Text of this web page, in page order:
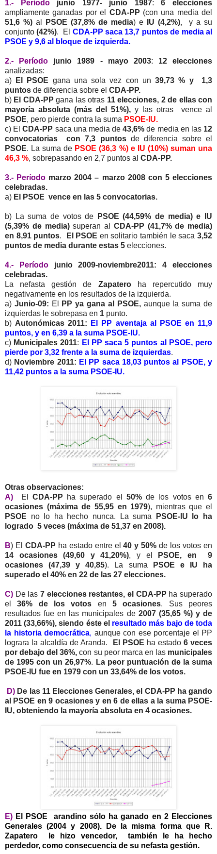
1.- Período junio 1977- junio 1987:6 elecciones
ampliamente ganadas por el
CDA-PP (con una media del
51,6 %) al PSOE (37,8% de media) e IU (4,2%), y a su
conjunto (42%). El CDA-PP saca 13,7 puntos de media al
PSOE y 9,6 al bloque de izquierda.
2.- Período junio 1989 - mayo 2003: 12 elecciones
analizadas:
a)
El PSOE gana una sola vez con un39,73 % y 1,3
puntos de diferencia sobre el CDA-PP.
b) El CDA-PP gana las otras 11 elecciones, 2 de ellas con
mayoría absoluta (más del 51%), y las otras vence al
PSOE, pero pierde contra la suma PSOE-IU.
c) ElCDA-PP saca una media de43,6% de media en las 12
convocatorias con 7,3 puntosde diferencia sobre el
PSOE. La suma de PSOE (36,3 %) e IU (10%) suman una
46,3 %, sobrepasando en 2,7 puntos al CDA-PP.
3.- Período marzo 2004 – marzo 2008 con 5 elecciones
celebradas.
a) El PSOE vence en las 5 convocatorias.
b) La suma de votos de
PSOE (44,59% de media) e IU
(5,39% de media)superan al CDA-PP (41,7% de media)
en 8,91 puntos. El PSOE en solitario también le saca3,52
puntos de media durante estas 5 elecciones.
4.- Período
junio 2009-noviembre2011: 4 elecciones
celebradas.
La nefasta gestión de Zapateroha repercutido muy
negativamente en los resultados de la izquierda.
a) Junio-09: El PP ya gana al PSOE,aunque la suma de
izquierdas le sobrepasa en 1 punto.
b) Autonómicas 2011:
El PP aventaja al PSOE en 11,9
puntos, y en 6,39 a la suma PSOE-IU.
c) Municipales 2011: El PP saca 5 puntos al PSOE, pero
pierde por 3,32 frente a la suma de izquierdas.
d) Noviembre 2011: El PP saca 18,03 puntos al PSOE, y
11,42 puntos a la suma PSOE-IU.
Otras observaciones:
A)
El CDA-PP ha superado el 50% de los votos en 6
ocasiones (máxima de 55,95 en 1979), mientras que el
PSOE no lo ha hecho nunca. La suma
PSOE-IU lo ha
logrado 5 veces (máxima de 51,37 en 2008).
B) El CDA-PP ha estado entre el40 y 50%de los votos en
14 ocasiones (49,60 y 41,20%), y el
PSOE, en 9
ocasiones (47,39 y 40,85). La suma
PSOE e IU ha
superado el 40% en 22 de las 27 elecciones.
C) De las 7 elecciones restantes, el CDA-PP ha superado
el36% de los votos en5 ocasiones. Sus peores
resultados fue en las municipales de 2007 (35,65 %) y de
2011 (33,66%), siendo éste el resultado más bajo de toda
la historia democrática, aunque con ese porcentaje el PP
lograra la alcaldía de Aranda.
El PSOE ha estado 6 veces
por debajo del 36%, con su peor marca en las municipales
de 1995 con un 26,97%. La peor puntuación de la suma
PSOE-IU fue en 1979 con un 33,64% de los votos.
D) De las 11 Elecciones Generales, el CDA-PP ha gando
al PSOE en 9 ocasiones y en 6 de ellas a la suma PSOE-
IU, obteniendo la mayoría absoluta en 4 ocasiones.
E) El PSOE arandino sólo ha ganado en 2 Elecciones
Generales (2004 y 2008). De la misma forma que R.
Zapatero le hizo vencedor, también le ha hecho
perdedor, como consecuencia de su nefasta gestión.